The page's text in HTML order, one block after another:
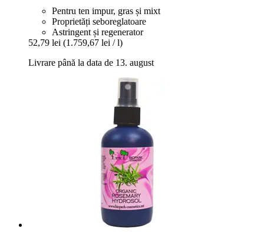
Pentru ten impur, gras și mixt
Proprietăți seboreglatoare
Astringent și regenerator
52,79 lei (1.759,67 lei / l)
Livrare până la data de 13. august